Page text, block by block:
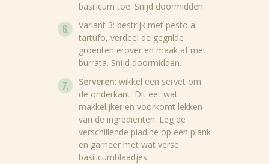
basilicum toe. Snijd doormidden.
Variant 3: bestrijk met pesto al
tartufo, verdeel de gegrilde
groenten erover en maak af met
burrata. Snijd doormidden.
Serveren: wikkel een servet om
de onderkant. Dit eet wat
makkelijker en voorkomt lekken
van de ingrediënten. Leg de
verschillende piadine op een plank
en garneer met wat verse
basilicumblaadjes.